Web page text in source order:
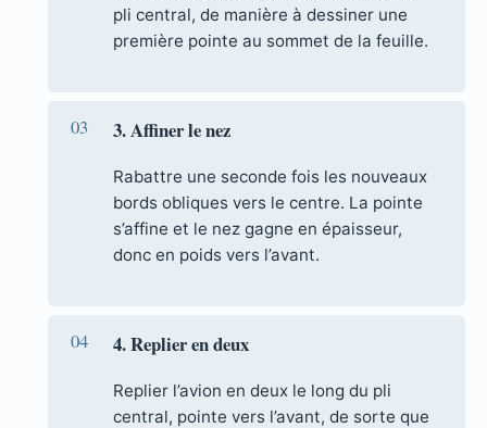
pli central, de manière à dessiner une
première pointe au sommet de la feuille.
3. Affiner le nez
Rabattre une seconde fois les nouveaux
bords obliques vers le centre. La pointe
s’affine et le nez gagne en épaisseur,
donc en poids vers l’avant.
4. Replier en deux
Replier l’avion en deux le long du pli
central, pointe vers l’avant, de sorte que